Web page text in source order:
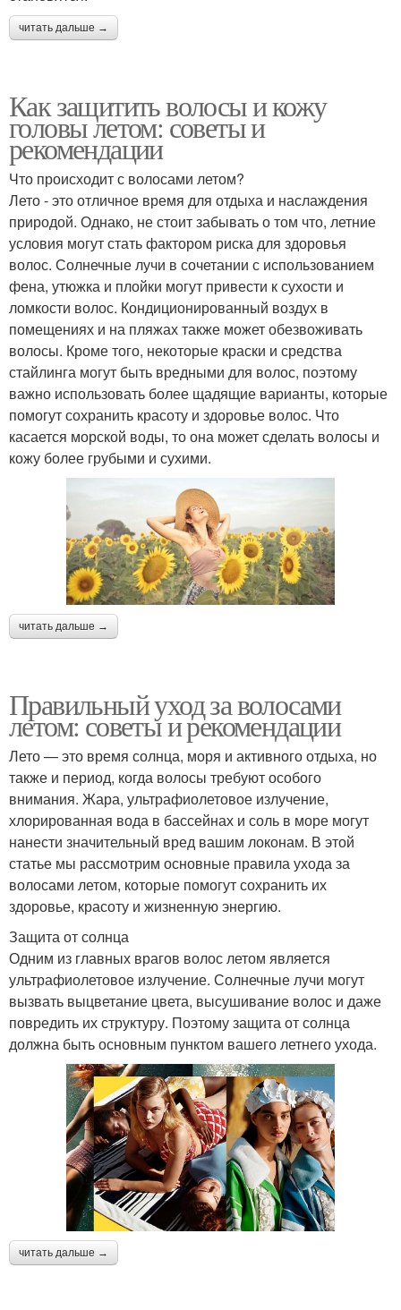
читать дальше →
Как защитить волосы и кожу
головы летом: советы и
рекомендации
Что происходит с волосами летом?
Лето - это отличное время для отдыха и наслаждения
природой. Однако, не стоит забывать о том что, летние
условия могут стать фактором риска для здоровья
волос. Солнечные лучи в сочетании с использованием
фена, утюжка и плойки могут привести к сухости и
ломкости волос. Кондиционированный воздух в
помещениях и на пляжах также может обезвоживать
волосы. Кроме того, некоторые краски и средства
стайлинга могут быть вредными для волос, поэтому
важно использовать более щадящие варианты, которые
помогут сохранить красоту и здоровье волос. Что
касается морской воды, то она может сделать волосы и
кожу более грубыми и сухими.
читать дальше →
Правильный уход за волосами
летом: советы и рекомендации
Лето — это время солнца, моря и активного отдыха, но
также и период, когда волосы требуют особого
внимания. Жара, ультрафиолетовое излучение,
хлорированная вода в бассейнах и соль в море могут
нанести значительный вред вашим локонам. В этой
статье мы рассмотрим основные правила ухода за
волосами летом, которые помогут сохранить их
здоровье, красоту и жизненную энергию.
Защита от солнца
Одним из главных врагов волос летом является
ультрафиолетовое излучение. Солнечные лучи могут
вызвать выцветание цвета, высушивание волос и даже
повредить их структуру. Поэтому защита от солнца
должна быть основным пунктом вашего летнего ухода.
читать дальше →